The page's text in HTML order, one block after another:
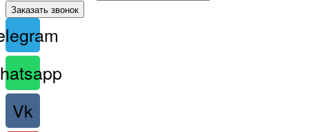
Заказать звонок
Vk